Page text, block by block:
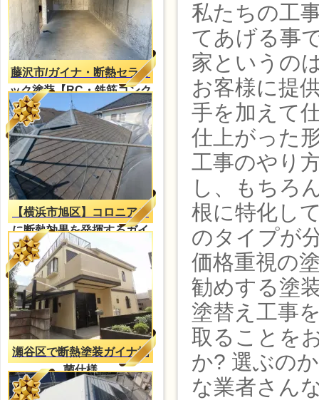
藤沢市/ガイナ・断熱セラミ
ック塗装【RC・鉄筋コンク
リートの結露対策】
【横浜市旭区】コロニアル
に断熱効果を発揮するガイ
ナ塗装
瀬谷区で断熱塗装ガイナ抗
菌仕様
私たちの工
てあげる事
家というの
お客様に提
手を加えて
仕上がった
工事のやり
し、もちろ
根に特化し
のタイプが
価格重視の
勧めする塗
塗替え工事
取ることを
か? 選ぶの
な業者さん